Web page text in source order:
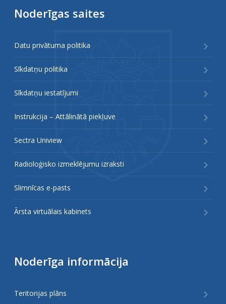
Noderīgas saites
Datu privātuma politika
Sīkdatņu politika
Sīkdatņu iestatījumi
Instrukcija – Attālinātā piekļuve
Sectra Uniview
Radioloģisko izmeklējumu izraksti
Slimnīcas e-pasts
Ārsta virtuālais kabinets
Noderīga informācija
Teritorijas plāns